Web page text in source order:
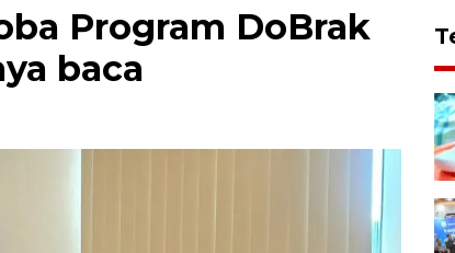
Program DoBrak
baca